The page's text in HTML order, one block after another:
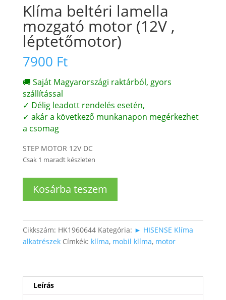
Klíma beltéri lamella
mozgató motor (12V ,
léptetőmotor)
7900 Ft
🚚 Saját Magyarországi raktárból, gyors
szállítással
✓ Délig leadott rendelés esetén,
✓ akár a következő munkanapon megérkezhet
a csomag
STEP MOTOR 12V DC
Csak 1 maradt készleten
beltéri
motor
(12V
mennyiség
Kosárba teszem
Cikkszám: HK1960644 Kategória: ► HISENSE Klíma
alkatrészek Címkék: klíma, mobil klíma, motor
Leírás